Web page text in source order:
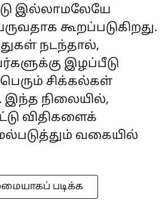
இல்லாமலேயே
கூறப்படுகிறது.
நடந்தால்,
இழப்பீடு
சிக்கல்கள்
இந்த நிலையில்,
விதிகளைக்
வகையில்
படிக்க